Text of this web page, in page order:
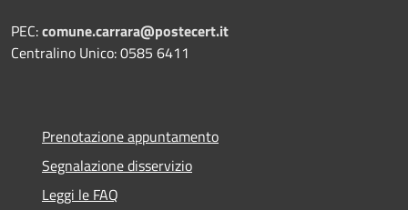
PEC:comune.carrara@postecert.it
Centralino Unico: 0585 6411
Prenotazione appuntamento
Segnalazione disservizio
Leggi le FAQ